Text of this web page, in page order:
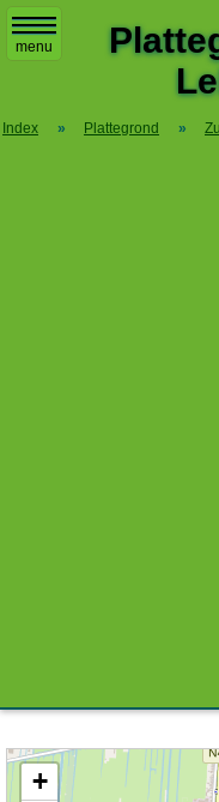
menu
Index » Plattegrond »
Kaart / Plattegrond Nieuw-
+